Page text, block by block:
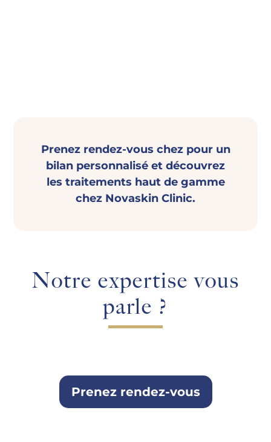
Prenez rendez-vous chez pour un
bilan personnalisé et découvrez
les traitements haut de gamme
chez Novaskin Clinic.
Notre expertise vous
parle ?
Prenez rendez-vous